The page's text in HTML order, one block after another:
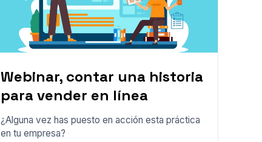
Webinar, contar una historia
para vender en línea
¿Alguna vez has puesto en acción esta práctica
en tu empresa?